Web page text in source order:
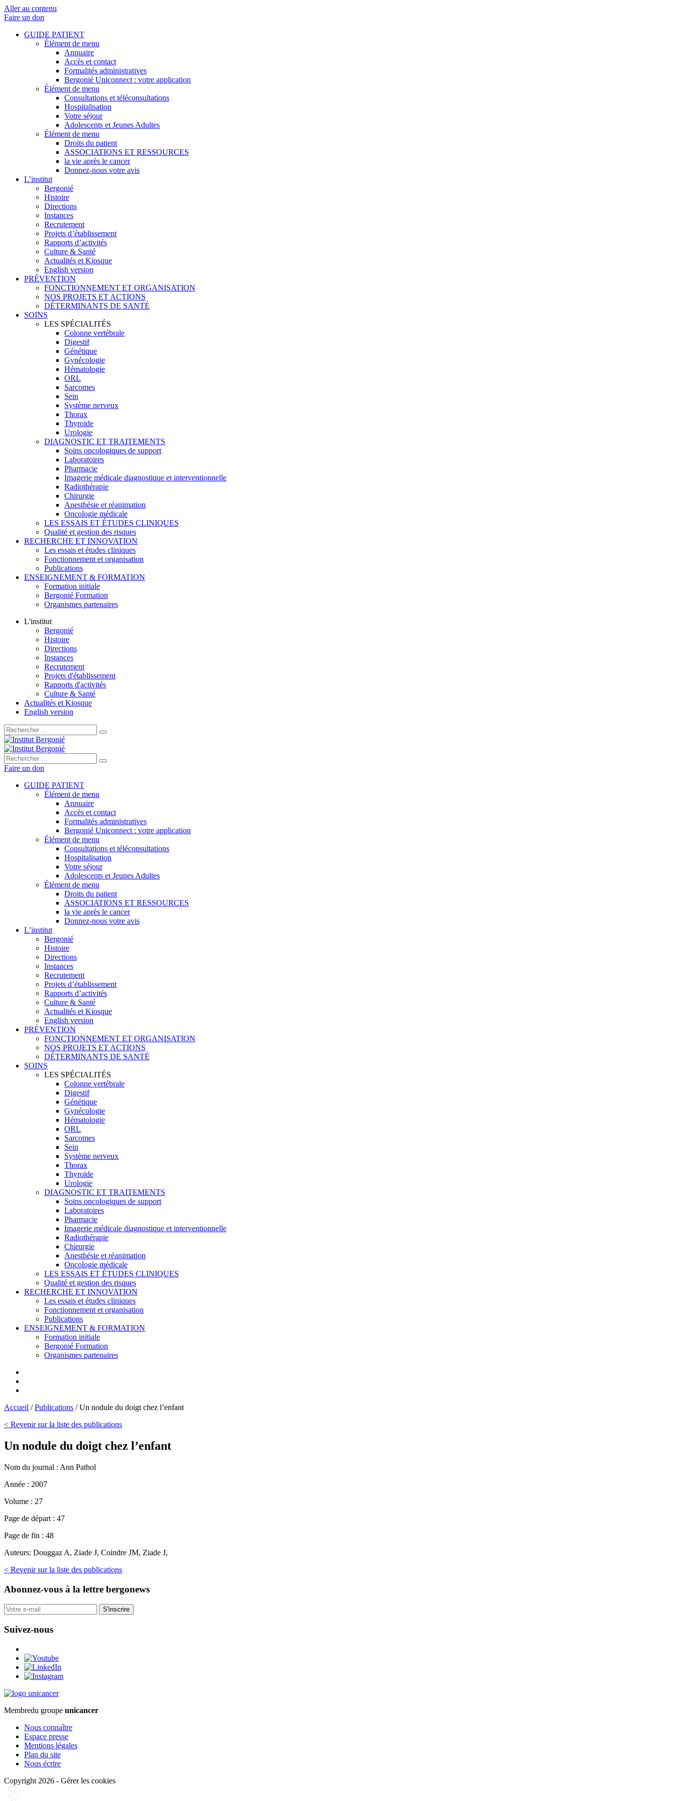
Aller au contenu
Faire un don
GUIDE PATIENT
Élément de menu
Annuaire
Accès et contact
Formalités administratives
Bergonié Uniconnect : votre application
Élément de menu
Consultations et téléconsultations
Hospitalisation
Votre séjour
Adolescents et Jeunes Adultes
Élément de menu
Droits du patient
ASSOCIATIONS ET RESSOURCES
la vie après le cancer
Donnez-nous votre avis
L’institut
Bergonié
Histoire
Directions
Instances
Recrutement
Projets d’établissement
Rapports d’activités
Culture & Santé
Actualités et Kiosque
English version
PRÉVENTION
FONCTIONNEMENT ET ORGANISATION
NOS PROJETS ET ACTIONS
DÉTERMINANTS DE SANTÉ
SOINS
LES SPÉCIALITÉS
Colonne vertébrale
Digestif
Génétique
Gynécologie
Hématologie
ORL
Sarcomes
Sein
Système nerveux
Thorax
Thyroïde
Urologie
DIAGNOSTIC ET TRAITEMENTS
Soins oncologiques de support
Laboratoires
Pharmacie
Imagerie médicale diagnostique et interventionnelle
Radiothérapie
Chirurgie
Anesthésie et réanimation
Oncologie médicale
LES ESSAIS ET ÉTUDES CLINIQUES
Qualité et gestion des risques
RECHERCHE ET INNOVATION
Les essais et études cliniques
Fonctionnement et organisation
Publications
ENSEIGNEMENT & FORMATION
Formation initiale
Bergonié Formation
Organismes partenaires
L'institut
Bergonié
Histoire
Directions
Instances
Recrutement
Projets d'établissement
Rapports d'activités
Culture & Santé
Actualités et Kiosque
English version
Rechercher :
Rechercher :
Faire un don
GUIDE PATIENT
Élément de menu
Annuaire
Accès et contact
Formalités administratives
Bergonié Uniconnect : votre application
Élément de menu
Consultations et téléconsultations
Hospitalisation
Votre séjour
Adolescents et Jeunes Adultes
Élément de menu
Droits du patient
ASSOCIATIONS ET RESSOURCES
la vie après le cancer
Donnez-nous votre avis
L’institut
Bergonié
Histoire
Directions
Instances
Recrutement
Projets d’établissement
Rapports d’activités
Culture & Santé
Actualités et Kiosque
English version
PRÉVENTION
FONCTIONNEMENT ET ORGANISATION
NOS PROJETS ET ACTIONS
DÉTERMINANTS DE SANTÉ
SOINS
LES SPÉCIALITÉS
Colonne vertébrale
Digestif
Génétique
Gynécologie
Hématologie
ORL
Sarcomes
Sein
Système nerveux
Thorax
Thyroïde
Urologie
DIAGNOSTIC ET TRAITEMENTS
Soins oncologiques de support
Laboratoires
Pharmacie
Imagerie médicale diagnostique et interventionnelle
Radiothérapie
Chirurgie
Anesthésie et réanimation
Oncologie médicale
LES ESSAIS ET ÉTUDES CLINIQUES
Qualité et gestion des risques
RECHERCHE ET INNOVATION
Les essais et études cliniques
Fonctionnement et organisation
Publications
ENSEIGNEMENT & FORMATION
Formation initiale
Bergonié Formation
Organismes partenaires
Accueil /Publications /Un nodule du doigt chez l’enfant
< Revenir sur la liste des publications
Un nodule du doigt chez l’enfant
Nom du journal : Ann Pathol
Année : 2007
Volume : 27
Page de départ : 47
Page de fin : 48
Auteurs: Douggaz A, Ziade J, Coindre JM, Ziade J,
< Revenir sur la liste des publications
Abonnez-vous à la lettre bergonews
S'inscrire
Suivez-nous
Membredu groupe unicancer
Nous connaître
Espace presse
Mentions légales
Plan du site
Nous écrire
Copyright 2026 - Gérer les cookies